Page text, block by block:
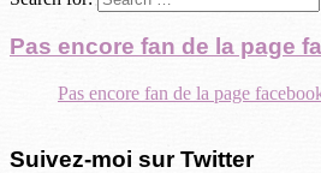
Pas encore fan de la page
Pas encore fan de la page
Suivez-moi sur Twitter